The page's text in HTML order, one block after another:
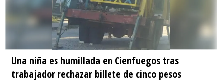
Una niña es humillada en Cienfuegos tras
trabajador rechazar billete de cinco pesos